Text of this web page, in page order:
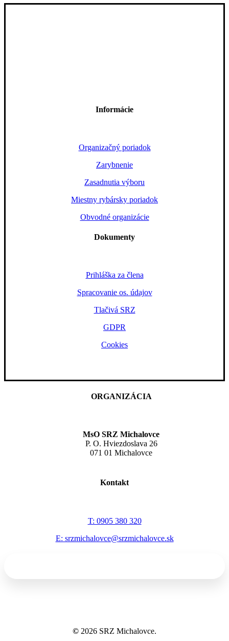
Informácie
Organizačný poriadok
Zarybnenie
Zasadnutia výboru
Miestny rybársky poriadok
Obvodné organizácie
Dokumenty
Prihláška za člena
Spracovanie os. údajov
Tlačivá SRZ
GDPR
Cookies
ORGANIZÁCIA
MsO SRZ Michalovce
P. O. Hviezdoslava 26
071 01 Michalovce
Kontakt
T: 0905 380 320
E: srzmichalovce@srzmichalovce.sk
© 2026 SRZ Michalovce.